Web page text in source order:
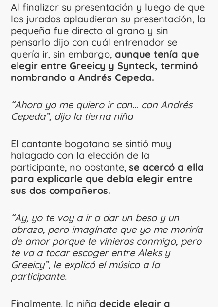
Al finalizar su presentación y luego de que
los jurados aplaudieran su presentación, la
pequeña fue directo al grano y sin
pensarlo dijo con cuál entrenador se
quería ir, sin embargo, aunque tenía que
elegir entre Greeicy y Synteck, terminó
nombrando a Andrés Cepeda.
“Ahora yo me quiero ir con… con Andrés
Cepeda”, dijo la tierna niña
El cantante bogotano se sintió muy
halagado con la elección de la
participante, no obstante, se acercó a ella
para explicarle que debía elegir entre
sus dos compañeros.
“Ay, yo te voy a ir a dar un beso y un
abrazo, pero imagínate que yo me moriría
de amor porque te vinieras conmigo, pero
te va a tocar escoger entre Aleks y
Greeicy”, le explicó el músico a la
participante.
Finalmente, la niña decide elegir a